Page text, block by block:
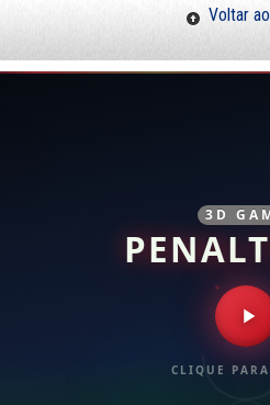
Voltar
3D
CLIQUE PARA